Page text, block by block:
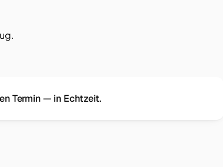
Termin — in Echtzeit.